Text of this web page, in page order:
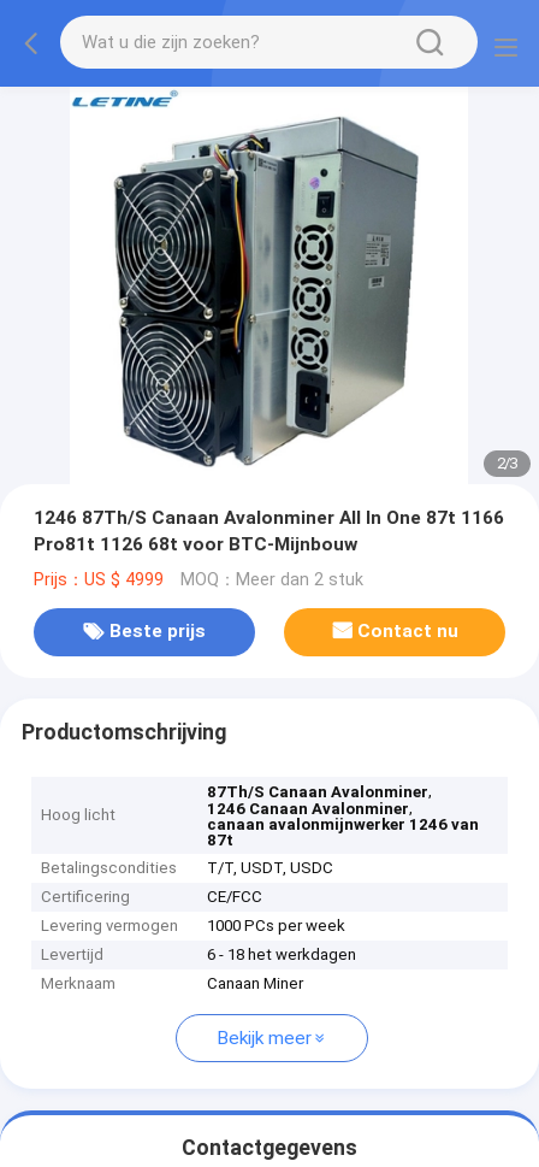
2/3
1246 87Th/S Canaan Avalonminer All In One 87t 1166
Pro81t 1126 68t voor BTC-Mijnbouw
Prijs：US $ 4999 MOQ：Meer dan 2 stuk
Beste prijs Contact nu
Productomschrijving
Hoog licht
87Th/S Canaan Avalonminer,
1246 Canaan Avalonminer,
canaan avalonmijnwerker 1246 van
87t
Betalingscondities
T/T, USDT, USDC
Certificering
CE/FCC
Levering vermogen
1000 PCs per week
Levertijd
6 - 18 het werkdagen
Merknaam
Canaan Miner
Bekijk meer
Contactgegevens